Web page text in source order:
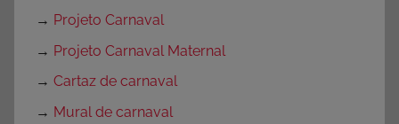
→ Projeto Carnaval
→ Projeto Carnaval Maternal
→ Cartaz de carnaval
→ Mural de carnaval